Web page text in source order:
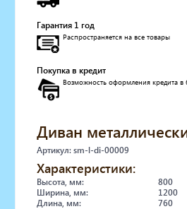
Педикюрное оборудование
Массажное и SPA
Стерилизаторы
Оборудование для
Оборудование для нейл-бара
Коллагенарий
Депиляция
Мебель в стиле Лофт
Доставка за один день
Гарантия 1 год
Распространяется на все товары
Покупка в кредит
Возможность оформления кредита в
Диван
Артикул: sm-l-di-00009
Характеристики:
Высота, мм:
800
Ширина, мм:
1200
Длина, мм:
760